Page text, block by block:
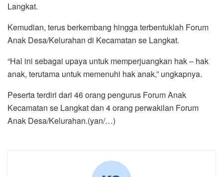
Langkat.
Kemudian, terus berkembang hingga terbentuklah Forum
Anak Desa/Kelurahan di Kecamatan se Langkat.
“Hal ini sebagai upaya untuk memperjuangkan hak – hak
anak, terutama untuk memenuhi hak anak,” ungkapnya.
Peserta terdiri dari 46 orang pengurus Forum Anak
Kecamatan se Langkat dan 4 orang perwakilan Forum
Anak Desa/Kelurahan.(yan/…)